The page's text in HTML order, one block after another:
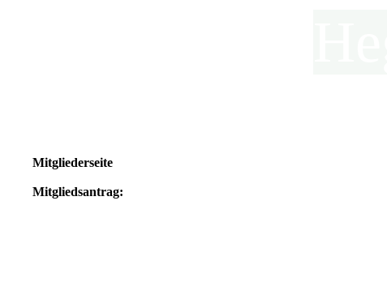
Mitgliederseite
Mitgliedsantrag: